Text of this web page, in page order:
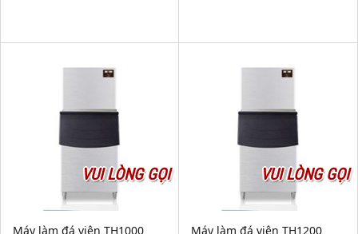
VUI LÒNG GỌI
Máy làm đá viên TH1000
VUI LÒNG GỌI
Máy làm đá viên TH1200